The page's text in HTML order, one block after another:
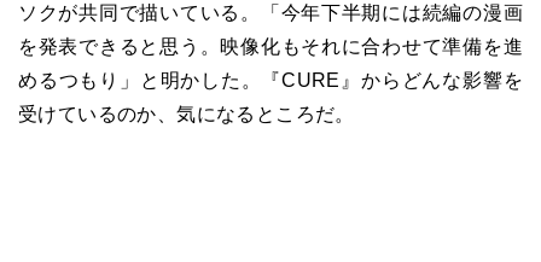
ソクが共同で描いている。「今年下半期には続編の漫画
を発表できると思う。映像化もそれに合わせて準備を進
めるつもり」と明かした。『CURE』からどんな影響を
受けているのか、気になるところだ。